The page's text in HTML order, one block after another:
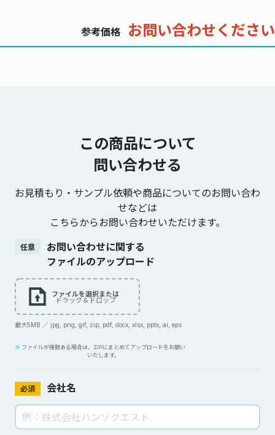
参考価格 お問い合わせください
この商品について
問い合わせる
お見積もり・サンプル依頼や商品についてのお問い合わ
せなどは
こちらからお問い合わせいただけます。
任意
お問い合わせに関する
ファイルのアップロード
ファイルを選択または
ドラッグ＆ドロップ
最大5MB ／ jpg, png, gif, zip, pdf, docx, xlsx, pptx, ai, eps
ファイルが複数ある場合は、ZIPにまとめてアップロードをお願い
いたします。
必須 会社名